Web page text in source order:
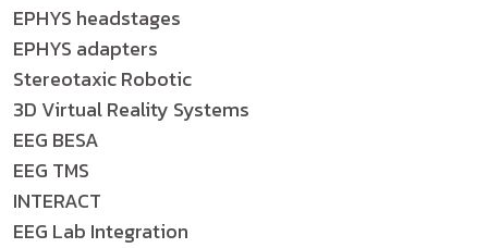
EPHYS headstages
EPHYS adapters
Stereotaxic Robotic
3D Virtual Reality Systems
EEG BESA
EEG TMS
INTERACT
EEG Lab Integration